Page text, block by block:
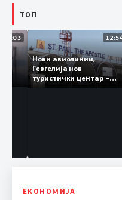
ТОП
16:03
„Св.
во
Нови авиолинии,
Гевгелија нов
туристички центар –
туризмот останува
ЕКОНОМИЈА